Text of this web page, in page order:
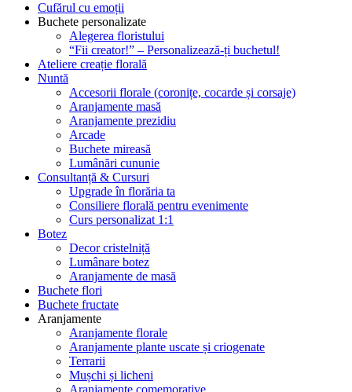
Cufărul cu emoții
Buchete personalizate
Alegerea floristului
“Fii creator!” – Personalizează-ți buchetul!
Ateliere creație florală
Nuntă
Accesorii florale (coronițe, cocarde și corsaje)
Aranjamente masă
Aranjamente prezidiu
Arcade
Buchete mireasă
Lumânări cununie
Consultanță & Cursuri
Upgrade în florăria ta
Consiliere florală pentru evenimente
Curs personalizat 1:1
Botez
Decor cristelniță
Lumânare botez
Aranjamente de masă
Buchete flori
Buchete fructate
Aranjamente
Aranjamente florale
Aranjamente plante uscate și criogenate
Terrarii
Mușchi și licheni